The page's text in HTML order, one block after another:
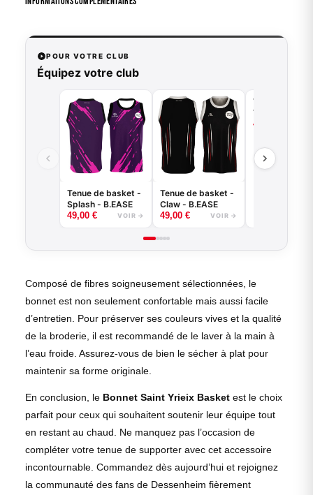
POUR VOTRE CLUB
Équipez votre club
Tenue de basket -
Splash - B.EASE
49,00 € VOIR →
Tenue de basket -
Claw - B.EASE
49,00 € VOIR →
Tenue de
Tiger - B.EASE
49,00
Composé de fibres soigneusement sélectionnées, le
bonnet est non seulement confortable mais aussi facile
d’entretien. Pour préserver ses couleurs vives et la qualité
de la broderie, il est recommandé de le laver à la main à
l’eau froide. Assurez-vous de bien le sécher à plat pour
maintenir sa forme originale.
En conclusion, le Bonnet Saint Yrieix Basket est le choix
parfait pour ceux qui souhaitent soutenir leur équipe tout
en restant au chaud. Ne manquez pas l’occasion de
compléter votre tenue de supporter avec cet accessoire
incontournable. Commandez dès aujourd’hui et rejoignez
la communauté des fans de Dessenheim fièrement